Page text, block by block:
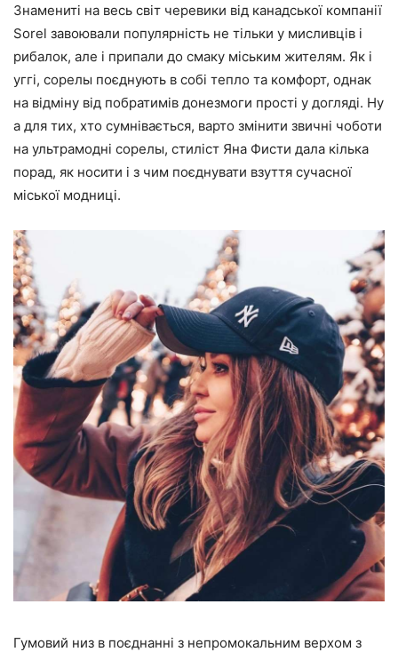
Знамениті на весь світ черевики від канадської компанії
Sorel завоювали популярність не тільки у мисливців і
рибалок, але і припали до смаку міським жителям. Як і
уггі, сорелы поєднують в собі тепло та комфорт, однак
на відміну від побратимів донезмоги прості у догляді. Ну
а для тих, хто сумнівається, варто змінити звичні чоботи
на ультрамодні сорелы, стиліст Яна Фисти дала кілька
порад, як носити і з чим поєднувати взуття сучасної
міської модниці.
Гумовий низ в поєднанні з непромокальним верхом з